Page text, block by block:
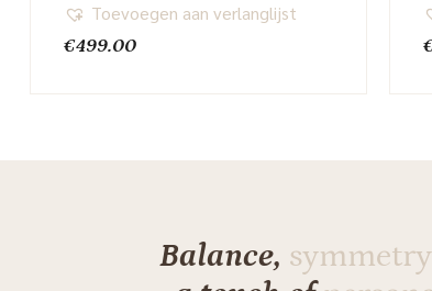
€499.00
Toevoegen aan verlanglijst
Balance,